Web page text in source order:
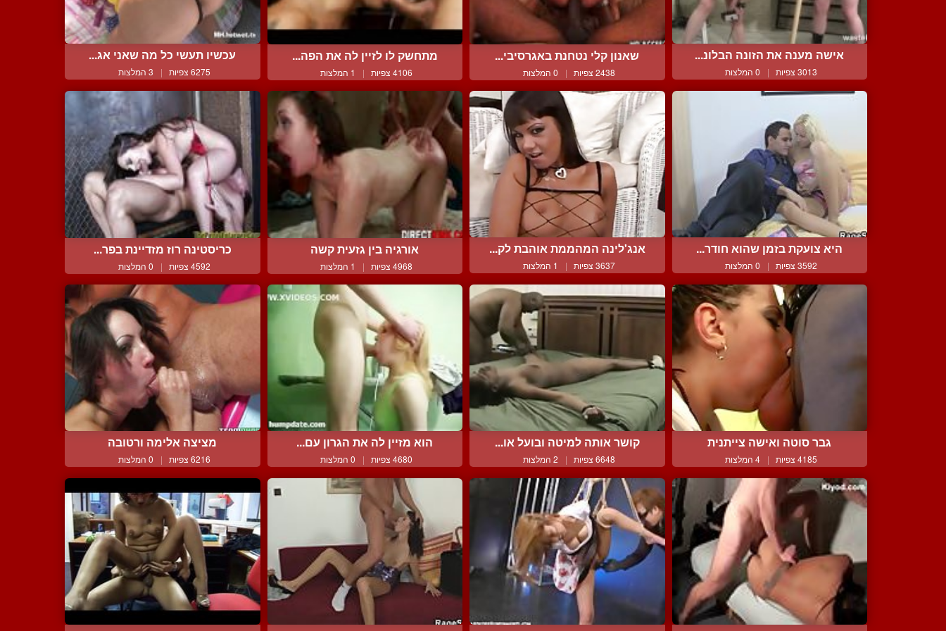
אישה מענה את הזונה הבלונ...
3013 צפיות | 0 המלצות
שאנון קלי נטחנת באגרסיבי...
2438 צפיות | 0 המלצות
מתחשק לו לזיין לה את הפה...
4106 צפיות | 1 המלצות
עכשיו תעשי כל מה שאני אג...
6275 צפיות | 3 המלצות
היא צועקת בזמן שהוא חודר...
3592 צפיות | 0 המלצות
אנג'לינה המהממת אוהבת לק...
3637 צפיות | 1 המלצות
אורגיה בין גזעית קשה
4968 צפיות | 1 המלצות
כריסטינה רוז מזדיינת בפר...
4592 צפיות | 0 המלצות
גבר סוטה ואישה צייתנית
4185 צפיות | 4 המלצות
קושר אותה למיטה ובועל או...
6648 צפיות | 2 המלצות
הוא מזיין לה את הגרון עם...
4680 צפיות | 0 המלצות
מציצה אלימה ורטובה
6216 צפיות | 0 המלצות